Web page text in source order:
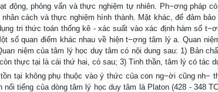
động, phỏng vấn và thực nghiệm tự nhiên. Ph−ơng pháp
nhân cách và thực nghiệm hình thành. Mặt khác, để đảm
tri thức toán thống kê - xác suất vào xác định hàm số
số quan điểm khác nhau về hiện t−ợng tâm lý a. Quan
niệm của tâm lý học duy tâm có nội dung sau: 1) Bản
thực tại là cái thứ hai, có sau; 3) Tinh thần, tâm lý có tác
tại không phụ thuộc vào ý thức của con ng−ời cũng
nổi tiếng của dòng tâm lý học duy tâm là Platon (428 - 348